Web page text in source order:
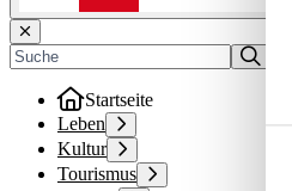
Startseite
Leben
Kultur
Tourismus